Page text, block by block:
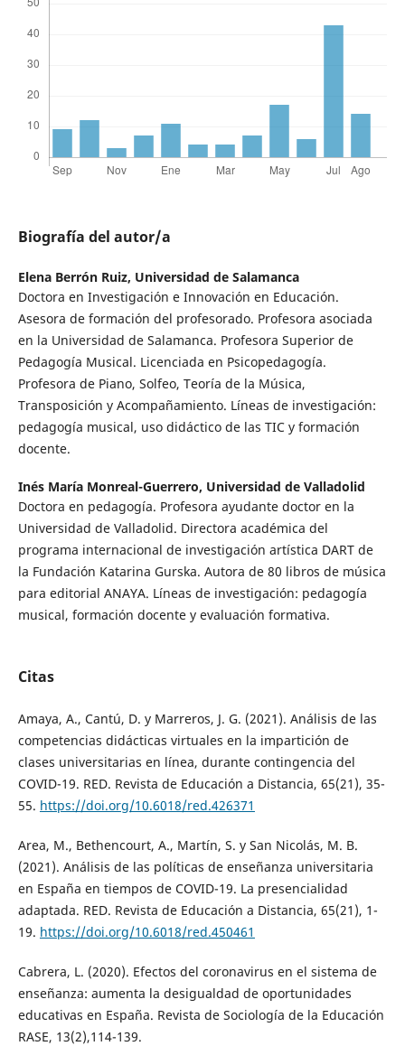
Biografía del autor/a
Elena Berrón Ruiz, Universidad de Salamanca
Doctora en Investigación e Innovación en Educación.
Asesora de formación del profesorado. Profesora asociada
en la Universidad de Salamanca. Profesora Superior de
Pedagogía Musical. Licenciada en Psicopedagogía.
Profesora de Piano, Solfeo, Teoría de la Música,
Transposición y Acompañamiento. Líneas de investigación:
pedagogía musical, uso didáctico de las TIC y formación
docente.
Inés María Monreal-Guerrero, Universidad de Valladolid
Doctora en pedagogía. Profesora ayudante doctor en la
Universidad de Valladolid. Directora académica del
programa internacional de investigación artística DART de
la Fundación Katarina Gurska. Autora de 80 libros de música
para editorial ANAYA. Líneas de investigación: pedagogía
musical, formación docente y evaluación formativa.
Citas
Amaya, A., Cantú, D. y Marreros, J. G. (2021). Análisis de las
competencias didácticas virtuales en la impartición de
clases universitarias en línea, durante contingencia del
COVID-19. RED. Revista de Educación a Distancia, 65(21), 35-
55. https://doi.org/10.6018/red.426371
Area, M., Bethencourt, A., Martín, S. y San Nicolás, M. B.
(2021). Análisis de las políticas de enseñanza universitaria
en España en tiempos de COVID-19. La presencialidad
adaptada. RED. Revista de Educación a Distancia, 65(21), 1-
19. https://doi.org/10.6018/red.450461
Cabrera, L. (2020). Efectos del coronavirus en el sistema de
enseñanza: aumenta la desigualdad de oportunidades
educativas en España. Revista de Sociología de la Educación
RASE, 13(2),114-139.